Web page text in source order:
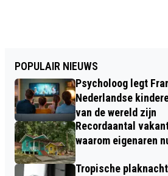
POPULAIR NIEUWS
Psycholoog legt
Nederlandse
van de wereld zijn
Recordaantal
waarom eigenaren
Tropische